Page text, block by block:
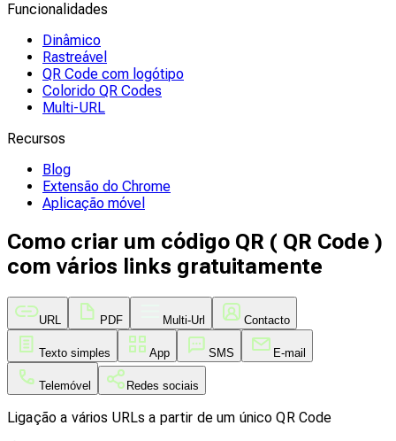
Funcionalidades
Dinâmico
Rastreável
QR Code com logótipo
Colorido QR Codes
Multi-URL
Recursos
Blog
Extensão do Chrome
Aplicação móvel
Como criar um código QR ( QR Code )
com vários links gratuitamente
URL PDF Multi-Url Contacto
Texto simples App SMS E-mail
Telemóvel Redes sociais
Ligação a vários URLs a partir de um único QR Code